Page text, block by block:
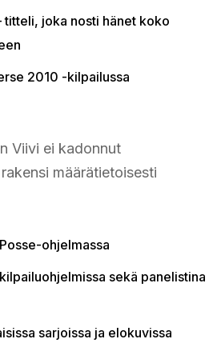
titteli, joka nosti hänet koko
2010 -kilpailussa
Viivi ei kadonnut
määrätietoisesti
ohjelmassa
sekä panelistina
sarjoissa ja elokuvissa